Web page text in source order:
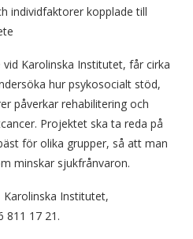
individfaktorer kopplade till
Karolinska Institutet, får cirka
hur psykosocialt stöd,
påverkar rehabilitering och
Projektet ska ta reda på
för olika grupper, så att man
minskar sjukfrånvaron.
Institutet,
811 17 21.